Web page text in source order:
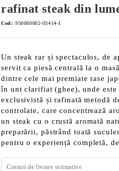
rafinat steak din
Cod: 950000002-03414-1
Un steak rar și spectaculos, de
servit ca piesă centrală la o
dintre cele mai premiate rase
în unt clarifiat (ghee), unde
exclusivistă și rafinată metodă
controlate, care concentrează
un steak cu o crustă aromată
preparării, păstrând toată
pentru o experiență completă,
Costuri de livrare estimative